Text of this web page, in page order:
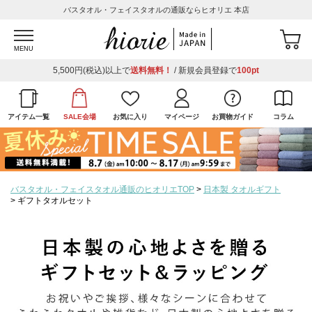
バスタオル・フェイスタオルの通販ならヒオリエ 本店
MENU
5,500円(税込)以上で送料無料！ / 新規会員登録で100pt
アイテム一覧 SALE会場 お気に入り マイページ お買物ガイド コラム
バスタオル・フェイスタオル通販のヒオリエTOP
日本製 タオルギフト
ギフトタオルセット